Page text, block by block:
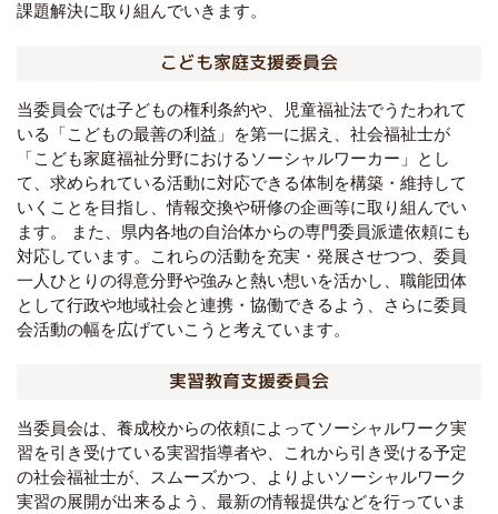
課題解決に取り組んでいきます。
こども家庭支援委員会
当委員会では子どもの権利条約や、児童福祉法でうたわれて
いる「こどもの最善の利益」を第一に据え、社会福祉士が
「こども家庭福祉分野におけるソーシャルワーカー」とし
て、求められている活動に対応できる体制を構築・維持して
いくことを目指し、情報交換や研修の企画等に取り組んでい
ます。 また、県内各地の自治体からの専門委員派遣依頼にも
対応しています。これらの活動を充実・発展させつつ、委員
一人ひとりの得意分野や強みと熱い想いを活かし、職能団体
として行政や地域社会と連携・協働できるよう、さらに委員
会活動の幅を広げていこうと考えています。
実習教育支援委員会
当委員会は、養成校からの依頼によってソーシャルワーク実
習を引き受けている実習指導者や、これから引き受ける予定
の社会福祉士が、スムーズかつ、よりよいソーシャルワーク
実習の展開が出来るよう、最新の情報提供などを行っていま